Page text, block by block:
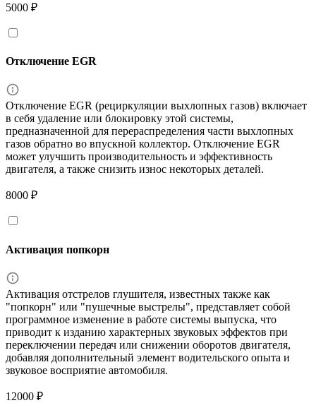
5000 ₽
Отключение EGR
Отключение EGR (рециркуляции выхлопных газов) включает
в себя удаление или блокировку этой системы,
предназначенной для перераспределения части выхлопных
газов обратно во впускной коллектор. Отключение EGR
может улучшить производительность и эффективность
двигателя, а также снизить износ некоторых деталей.
8000 ₽
Активация попкорн
Активация отстрелов глушителя, известных также как
"попкорн" или "пушечные выстрелы", представляет собой
программное изменение в работе системы выпуска, что
приводит к изданию характерных звуковых эффектов при
переключении передач или снижении оборотов двигателя,
добавляя дополнительный элемент водительского опыта и
звуковое восприятие автомобиля.
12000 ₽